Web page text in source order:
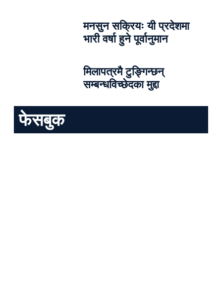
मनसुन सक्रियः यी प्रदेशमा
भारी वर्षा हुने पूर्वानुमान
मिलापत्रमै टुङ्गिन्छन्
सम्बन्धविच्छेदका मुद्दा
फेसबुक